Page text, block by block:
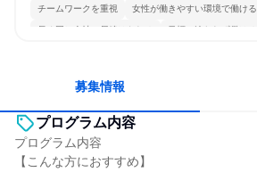
チームワークを重視 女性が働きやすい環境で働ける
長く同じ会社に居続けられる 目標に追われず働ける
募集情報
プログラム内容
プログラム内容
【こんな方におすすめ】